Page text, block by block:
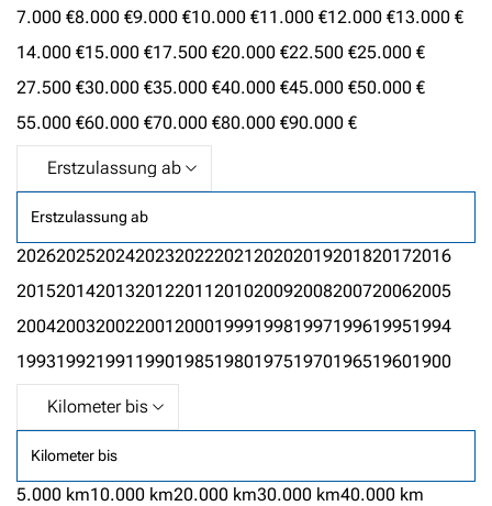
7.000 €8.000 €9.000 €10.000 €11.000 €12.000 €13.000 €
14.000 €15.000 €17.500 €20.000 €22.500 €25.000 €
27.500 €30.000 €35.000 €40.000 €45.000 €50.000 €
55.000 €60.000 €70.000 €80.000 €90.000 €
Erstzulassung ab
20262025202420232022202120202019201820172016
20152014201320122011201020092008200720062005
20042003200220012000199919981997199619951994
199319921991 19901985198019751970196519601900
Kilometer bis
5.000 km10.000 km20.000 km30.000 km40.000 km